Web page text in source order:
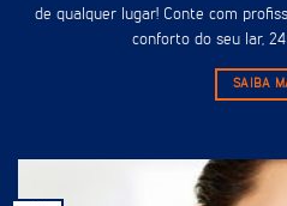
de qualquer lugar! Conte com
conforto do seu lar, 24
SAIBA